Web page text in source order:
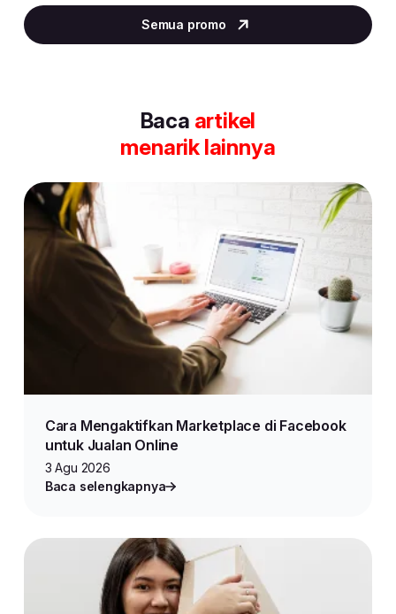
2
of
Semua promo
Baca artikel
menarik lainnya
Cara Mengaktifkan Marketplace di Facebook
untuk Jualan Online
3 Agu 2026
Baca selengkapnya